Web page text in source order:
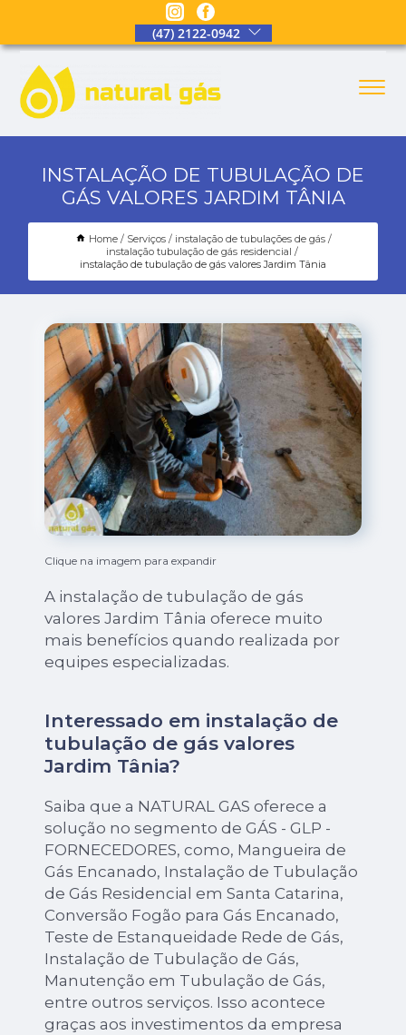
(47) 2122-0942
INSTALAÇÃO DE TUBULAÇÃO DE
GÁS VALORES JARDIM TÂNIA
Home Serviços
instalação de tubulações de gás
instalação tubulação de gás residencial
instalação de tubulação de gás valores Jardim Tânia
Clique na imagem para expandir
A instalação de tubulação de gás
valores Jardim Tânia oferece muito
mais benefícios quando realizada por
equipes especializadas.
Interessado em instalação de
tubulação de gás valores
Jardim Tânia?
Saiba que a NATURAL GAS oferece a
solução no segmento de GÁS - GLP -
FORNECEDORES, como, Mangueira de
Gás Encanado, Instalação de Tubulação
de Gás Residencial em Santa Catarina,
Conversão Fogão para Gás Encanado,
Teste de Estanqueidade Rede de Gás,
Instalação de Tubulação de Gás,
Manutenção em Tubulação de Gás,
entre outros serviços. Isso acontece
graças aos investimentos da empresa